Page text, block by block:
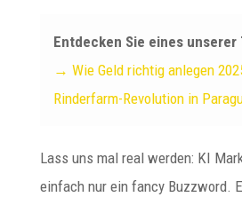
Entdecken Sie eines unserer
→ Wie Geld richtig anlegen
Rinderfarm-Revolution in
Lass uns mal real werden: KI
einfach nur ein fancy Buzzword.